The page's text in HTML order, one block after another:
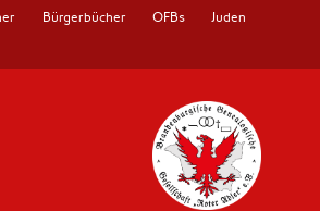
Bürgerbücher OFBs Juden